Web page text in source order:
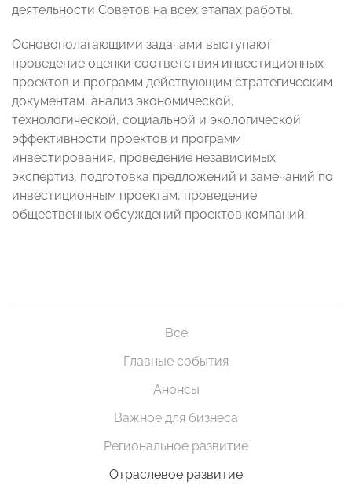
деятельности Советов на всех этапах работы.
Основополагающими задачами выступают
проведение оценки соответствия инвестиционных
проектов и программ действующим стратегическим
документам, анализ экономической,
технологической, социальной и экологической
эффективности проектов и программ
инвестирования, проведение независимых
экспертиз, подготовка предложений и замечаний по
инвестиционным проектам, проведение
общественных обсуждений проектов компаний.
Все
Главные события
Анонсы
Важное для бизнеса
Региональное развитие
Отраслевое развитие